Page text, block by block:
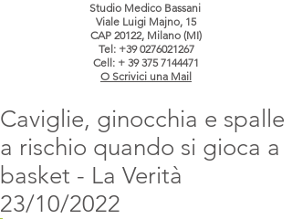
Studio Medico Bassani
Viale Luigi Majno, 15
CAP 20122, Milano (MI)
Tel: +39 0276021267
Cell: + 39 375 7144471
O Scrivici una Mail
Caviglie, ginocchia e spalle
a rischio quando si gioca a
basket - La Verità
23/10/2022